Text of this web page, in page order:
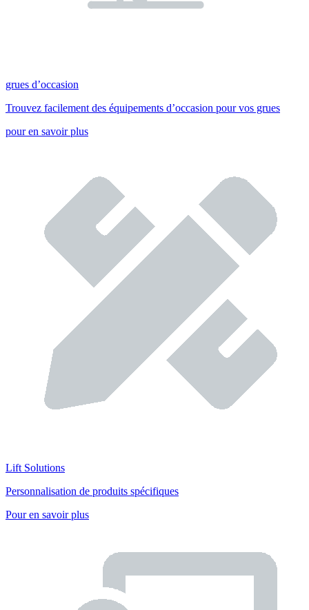
grues d’occasion
Trouvez facilement des équipements d’occasion pour vos grues
pour en savoir plus
Lift Solutions
Personnalisation de produits spécifiques
Pour en savoir plus